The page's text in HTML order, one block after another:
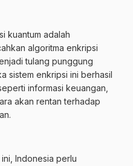
kuantum adalah
algoritma enkripsi
tulang punggung
sistem enkripsi ini berhasil
informasi keuangan,
akan rentan terhadap
Indonesia perlu